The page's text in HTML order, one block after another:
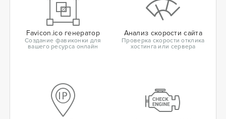
Favicon.ico генератор
Создание фавиконки для
вашего ресурса онлайн
Анализ скорости сайта
Проверка скорости отклика
хостинга или сервера